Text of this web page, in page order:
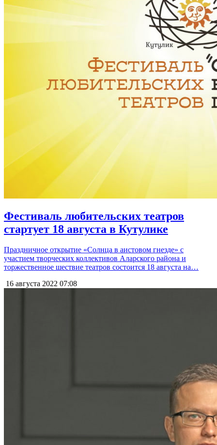
Фестиваль любительских театров
стартует 18 августа в Кутулике
Праздничное открытие «Солнца в аистовом гнезде» с
участием творческих коллективов Аларского района и
торжественное шествие театров состоится 18 августа на…
16 августа 2022 07:08